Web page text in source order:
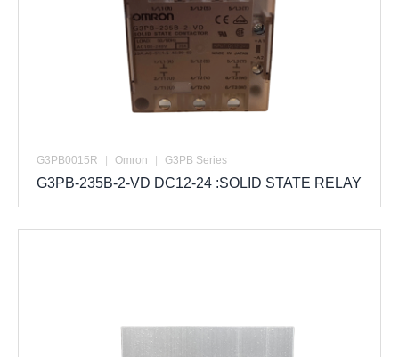
G3PB0015R | Omron | G3PB Series
G3PB-235B-2-VD DC12-24 :SOLID STATE RELAY